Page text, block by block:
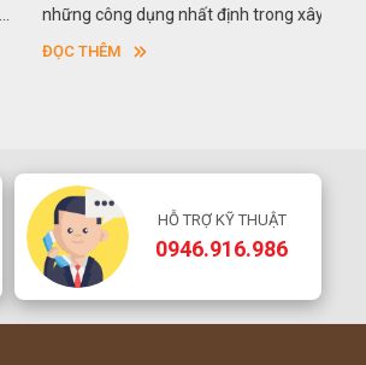
công dụng nhất định trong xây dựng. Và
là một khái niệm chưa được biết đến
vì chúng khá đặc thù. Vậy đá khối là gì?
HỖ TRỢ KỸ THUẬT
0946.916.986